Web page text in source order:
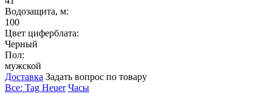
Водозащита, м:
100
Цвет циферблата:
Черный
Пол:
мужской
Доставка Задать вопрос по товару
Все: Tag Heuer Часы